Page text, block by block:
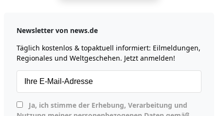
Newsletter von news.de
Täglich kostenlos & topaktuell informiert: Eilmeldungen,
Regionales und Weltgeschehen. Jetzt anmelden!